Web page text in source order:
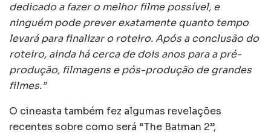
dedicado a fazer o melhor filme possível, e
ninguém pode prever exatamente quanto tempo
levará para finalizar o roteiro. Após a conclusão do
roteiro, ainda há cerca de dois anos para a pré-
produção, filmagens e pós-produção de grandes
filmes.”
O cineasta também fez algumas revelações
recentes sobre como será “The Batman 2”,